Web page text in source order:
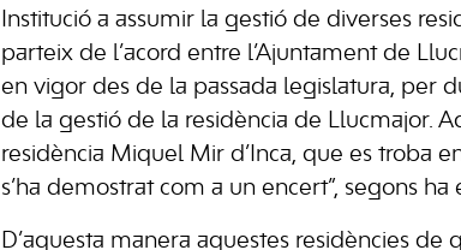
Institució a assumir la gestió de diverses
parteix de l’acord entre l’Ajuntament de
en vigor des de la passada legislatura, per
de la gestió de la residència de Llucmajor.
residència Miquel Mir d’Inca, que es troba
s’ha demostrat com a un encert”, segons
D’aquesta manera aquestes residències